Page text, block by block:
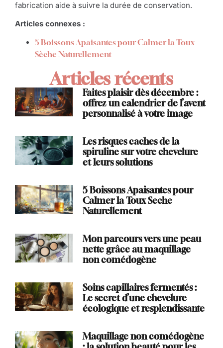
fabrication aide à suivre la durée de conservation.
Articles connexes :
5 Boissons Apaisantes pour Calmer la Toux
Sèche Naturellement
Articles récents
Faites plaisir dès décembre :
offrez un calendrier de l’avent
personnalisé à votre image
Les risques caches de la
spiruline sur votre chevelure
et leurs solutions
5 Boissons Apaisantes pour
Calmer la Toux Seche
Naturellement
Mon parcours vers une peau
nette grâce au maquillage
non comédogène
Soins capillaires fermentés :
Le secret d’une chevelure
écologique et resplendissante
Maquillage non comédogène